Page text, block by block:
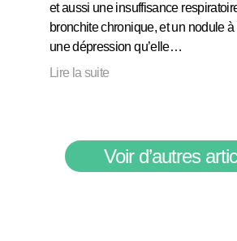
et aussi une insuffisance
bronchite chronique, et un nodule à
une dépression qu’elle…
Lire la suite
Voir d’autres